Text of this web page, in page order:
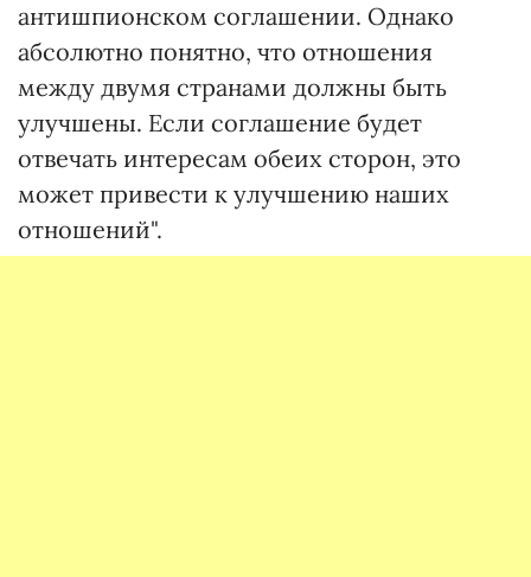
антишпионском соглашении. Однако
абсолютно понятно, что отношения
между двумя странами должны быть
улучшены. Если соглашение будет
отвечать интересам обеих сторон, это
может привести к улучшению наших
отношений".